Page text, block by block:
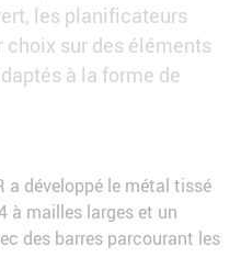
les planificateurs
sur des éléments
à la forme de
a développé le métal tissé
à mailles larges et un
des barres parcourant les